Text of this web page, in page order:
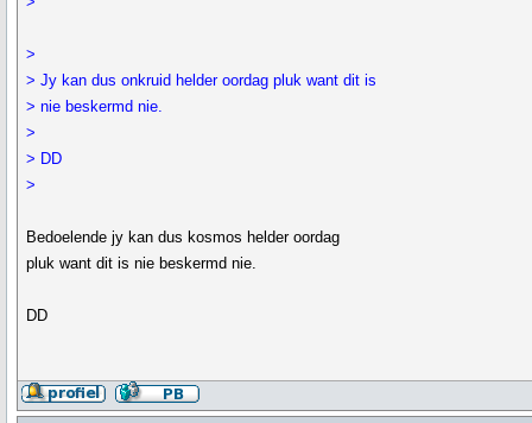
>
> Jy kan dus onkruid helder oordag pluk want dit is
> nie beskermd nie.
>
> DD
>
Bedoelende jy kan dus kosmos helder oordag
pluk want dit is nie beskermd nie.
DD